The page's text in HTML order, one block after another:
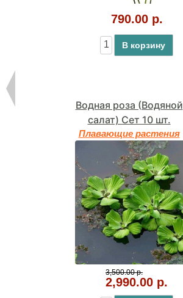
790.00 р.
В корзину
Водная роза (Водяной
салат) Сет 10 шт.
Плавающие растения
3,500.00 р.
2,990.00 р.